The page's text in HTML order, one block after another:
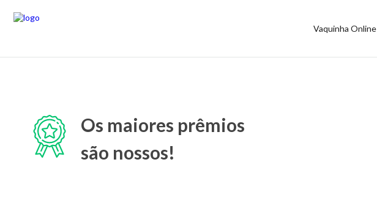
Vaquinha Online
Os maiores prêmios
são nossos!